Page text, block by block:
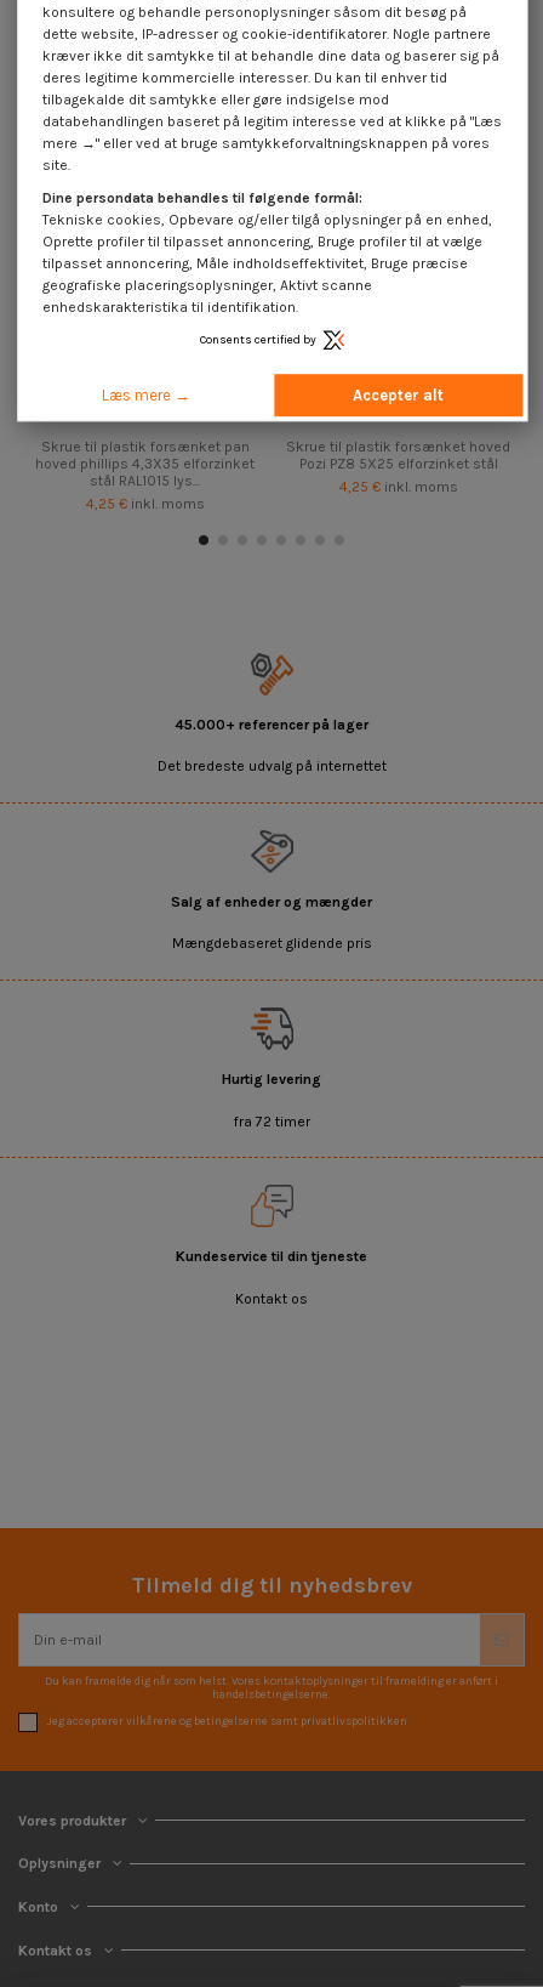
16 andre varer i den samme kategori:
Skrue til plastik forsænket pan
hoved phillips 4,3X35 elforzinket
stål RAL1015 lys...
4,25 € inkl. moms
Skrue til plastik forsænket hoved
Pozi PZ8 5X25 elforzinket stål
4,25 € inkl. moms
45.000+ referencer på lager
Det bredeste udvalg på internettet
Salg af enheder og mængder
Mængdebaseret glidende pris
Hurtig levering
fra 72 timer
Kundeservice til din tjeneste
Kontakt os
Tilmeld dig til nyhedsbrev
Du kan framelde dig når som helst. Vores kontaktoplysninger til framelding er anført i
handelsbetingelserne.
Jeg accepterer vilkårene og betingelserne samt privatlivspolitikken
Vores produkter
Oplysninger
Konto
Kontakt os
konsultere og behandle personoplysninger såsom dit besøg på
dette website, IP-adresser og cookie-identifikatorer. Nogle partnere
kræver ikke dit samtykke til at behandle dine data og baserer sig på
deres legitime kommercielle interesser. Du kan til enhver tid
tilbagekalde dit samtykke eller gøre indsigelse mod
databehandlingen baseret på legitim interesse ved at klikke på "Læs
mere →" eller ved at bruge samtykkeforvaltningsknappen på vores
site.
Dine persondata behandles til følgende formål:
Tekniske cookies, Opbevare og/eller tilgå oplysninger på en enhed,
Oprette profiler til tilpasset annoncering, Bruge profiler til at vælge
tilpasset annoncering, Måle indholdseffektivitet, Bruge præcise
geografiske placeringsoplysninger, Aktivt scanne
enhedskarakteristika til identifikation.
Consents certified by
Læs mere → Accepter alt